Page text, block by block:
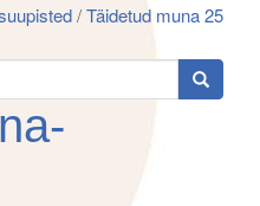
g
l
e
/Täidetud muna 25